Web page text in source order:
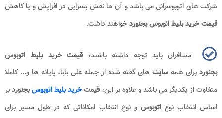
شرکت های اتوبوسرانی می باشد و آن ها نقش بسزایی در افزایش و یا کاهش
قیمت خرید بلیط اتوبوس بجنوردخواهند داشت.
مسافران باید توجه داشته باشند، قیمت خرید بلیط اتوبوس
بجنورد برای همه سایت های گفته شده از جمله علی بابا، پایانه ها و... کاملا
متفاوت از یکدیگر می باشد و علاوه بر این،قیمتخرید بلیط اتوبوسبجنوردبر
اساس انتخاب نوعاتوبوسو نوع انتخاب امکاناتی که در طول مسیر برای